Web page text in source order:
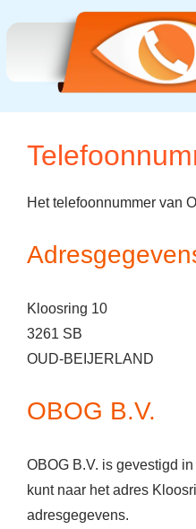
Het telefoonnummer van
Kloosring 10
3261 SB
OUD-BEIJERLAND
OBOG B.V.
OBOG B.V. is gevestigd
kunt naar het adres
adresgegevens.